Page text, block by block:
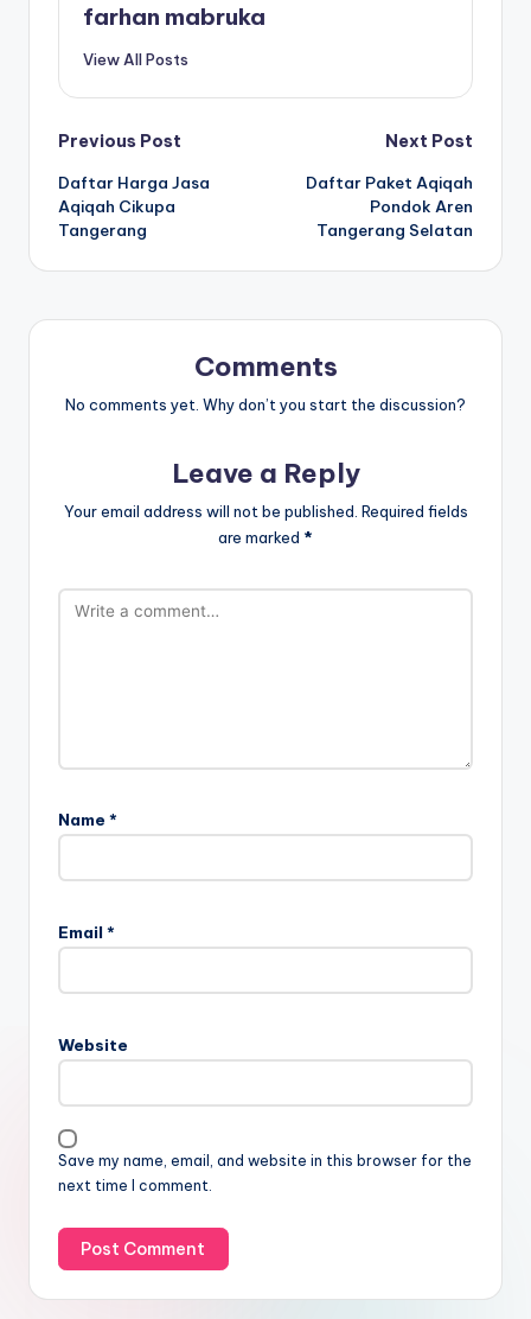
farhan mabruka
View All Posts
Post
navigation
Previous Post
Daftar Harga Jasa
Aqiqah Cikupa
Tangerang
Next Post
Daftar Paket Aqiqah
Pondok Aren
Tangerang Selatan
Comments
No comments yet. Why don’t you start the discussion?
Leave a Reply
Your email address will not be published. Required fields
are marked *
Name *
Email *
Website
Save my name, email, and website in this browser for the
next time I comment.